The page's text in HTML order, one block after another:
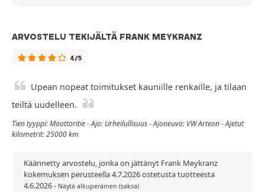
ARVOSTELU TEKIJÄLTÄ FRANK MEYKRANZ
4/5
Upean nopeat toimitukset kauniille renkaille, ja tilaan
teiltä uudelleen.
Tien tyyppi: Moottoritie - Ajo: Urheilullisuus - Ajoneuvo: VW Arteon - Ajetut
kilometrit: 25000 km
Käännetty arvostelu, jonka on jättänyt Frank Meykranz
kokemuksen perusteella 4.7.2026 ostetusta tuotteesta
4.6.2026- Näytä alkuperäinen (saksa)